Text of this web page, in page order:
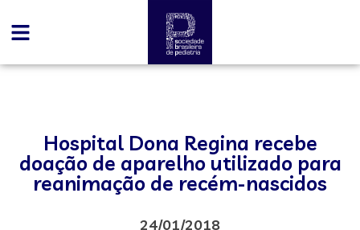
Hospital Dona Regina recebe
doação de aparelho utilizado para
reanimação de recém-nascidos
24/01/2018